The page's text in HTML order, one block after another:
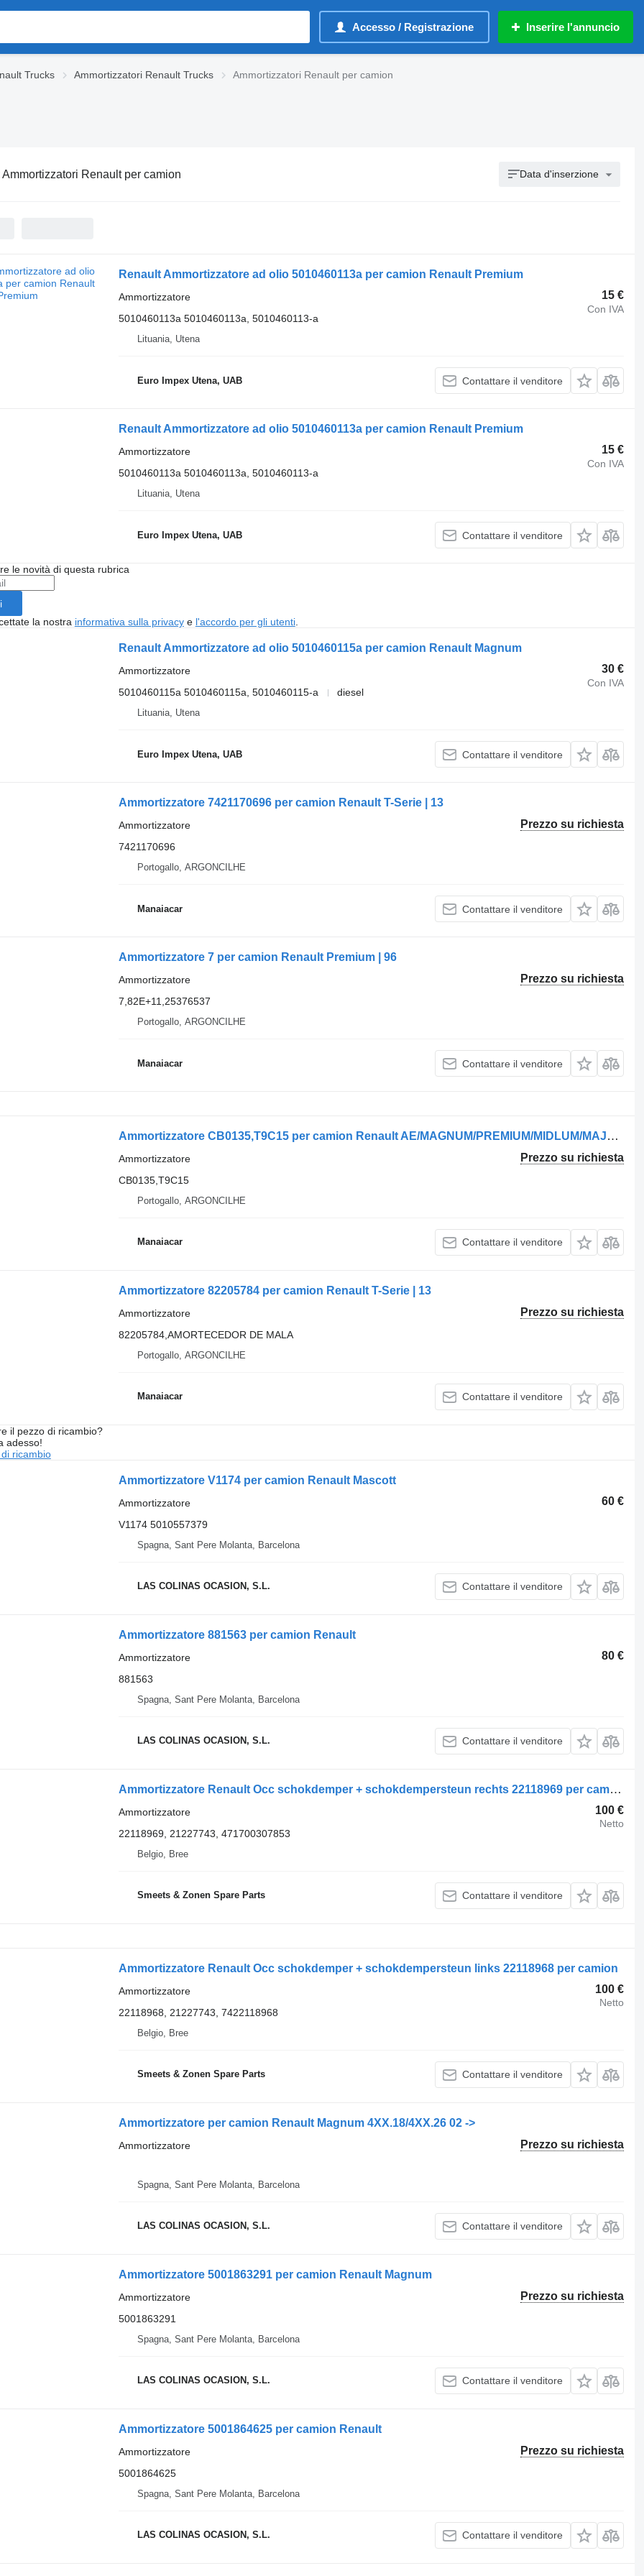
Accesso / Registrazione Inserire l'annuncio
Trucks Ammortizzatori Renault Trucks Ammortizzatori Renault per camion
Ammortizzatori Renault per camion Data d'inserzione
Renault Ammortizzatore ad olio 5010460113a per camion Renault Premium
15 €
Con IVA
Ammortizzatore
5010460113a 5010460113a, 5010460113-a
Lituania, Utena
Euro Impex Utena, UAB Contattare il venditore
Renault Ammortizzatore ad olio 5010460113a per camion Renault Premium
15 €
Con IVA
Ammortizzatore
5010460113a 5010460113a, 5010460113-a
Lituania, Utena
Euro Impex Utena, UAB Contattare il venditore
le novità di questa rubrica
la nostra informativa sulla privacye l'accordo per gli utenti.
Renault Ammortizzatore ad olio 5010460115a per camion Renault Magnum
30 €
Con IVA
Ammortizzatore
5010460115a 5010460115a, 5010460115-a
diesel
Lituania, Utena
Euro Impex Utena, UAB Contattare il venditore
Ammortizzatore 7421170696 per camion Renault T-Serie | 13
Prezzo su richiesta
Ammortizzatore
7421170696
Portogallo, ARGONCILHE
Manaiacar Contattare il venditore
Ammortizzatore 7 per camion Renault Premium | 96
Prezzo su richiesta
Ammortizzatore
7,82E+11,25376537
Portogallo, ARGONCILHE
Manaiacar Contattare il venditore
Ammortizzatore CB0135,T9C15 per camion Renault AE/MAGNUM/PREMIUM/MIDLUM/MAJOR/MIDDLE/KERAX
Prezzo su richiesta
Ammortizzatore
CB0135,T9C15
Portogallo, ARGONCILHE
Manaiacar Contattare il venditore
Ammortizzatore 82205784 per camion Renault T-Serie | 13
Prezzo su richiesta
Ammortizzatore
82205784,AMORTECEDOR DE MALA
Portogallo, ARGONCILHE
Manaiacar Contattare il venditore
il pezzo di ricambio?
adesso!
ricambio
Ammortizzatore V1174 per camion Renault Mascott
60 €
Ammortizzatore
V1174 5010557379
Spagna, Sant Pere Molanta, Barcelona
LAS COLINAS OCASION, S.L. Contattare il venditore
Ammortizzatore 881563 per camion Renault
80 €
Ammortizzatore
881563
Spagna, Sant Pere Molanta, Barcelona
LAS COLINAS OCASION, S.L. Contattare il venditore
Ammortizzatore Renault Occ schokdemper + schokdempersteun rechts 22118969 per camion
100 €
Netto
Ammortizzatore
22118969, 21227743, 471700307853
Belgio, Bree
Smeets & Zonen Spare Parts Contattare il venditore
Ammortizzatore Renault Occ schokdemper + schokdempersteun links 22118968 per camion
100 €
Netto
Ammortizzatore
22118968, 21227743, 7422118968
Belgio, Bree
Smeets & Zonen Spare Parts Contattare il venditore
Ammortizzatore per camion Renault Magnum 4XX.18/4XX.26 02 ->
Prezzo su richiesta
Ammortizzatore
Spagna, Sant Pere Molanta, Barcelona
LAS COLINAS OCASION, S.L. Contattare il venditore
Ammortizzatore 5001863291 per camion Renault Magnum
Prezzo su richiesta
Ammortizzatore
5001863291
Spagna, Sant Pere Molanta, Barcelona
LAS COLINAS OCASION, S.L. Contattare il venditore
Ammortizzatore 5001864625 per camion Renault
Prezzo su richiesta
Ammortizzatore
5001864625
Spagna, Sant Pere Molanta, Barcelona
LAS COLINAS OCASION, S.L. Contattare il venditore